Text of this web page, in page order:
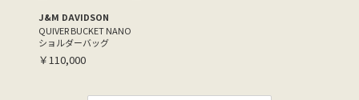
J&M DAVIDSON
QUIVER BUCKET NANO
ショルダーバッグ
￥110,000